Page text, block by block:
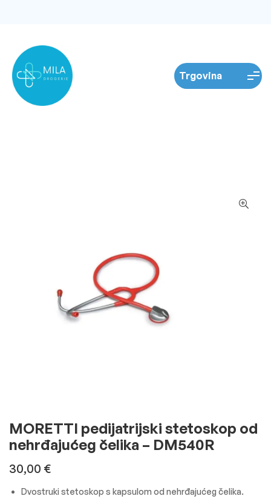
MORETTI pedijatrijski stetoskop od
nehrđajućeg čelika – DM540R
30,00 €
Dvostruki stetoskop s kapsulom od nehrđajućeg čelika.